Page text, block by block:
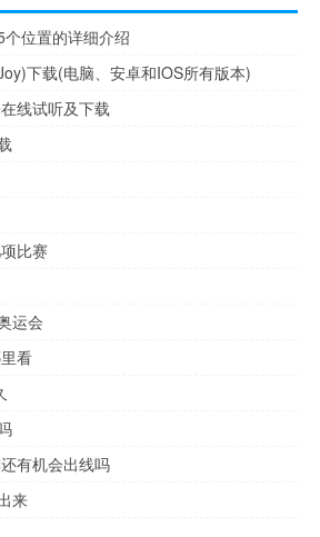
位置的详细介绍
下载(电脑、安卓和IOS所有版本)
线试听及下载
比赛
运会
看
有机会出线吗
来